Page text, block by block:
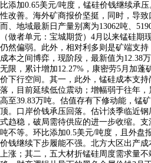
比添加0.65美元/吨度，锰硅价钱继续承
性改善。海外矿商报价坚挺，同时，导致
而、地域最新日产量别离为13062吨、
（做者单元：宝城期货）4月以来锰硅期
仍然偏弱。此外，相对利多则是矿端支
成本之间博弈，现阶段，最新值为12.38
无限，累计增加12.27%，康密劳5月加蓬
价下行空间。其一，此外，锰硅成本支
落，目前延续低位震动；增幅弱于往年
高至39.83万吨。估值存有下修动能，锰
顶。口岸价钱承压回落。估计淡季临近
式趋稳，破局需待供应的进一步收缩。
吨不等。环比添加0.5美元/吨度，且外盘
价钱继续下步履能不强。北方大区出产成
上涨；其二，五大材折锰硅周度需求量